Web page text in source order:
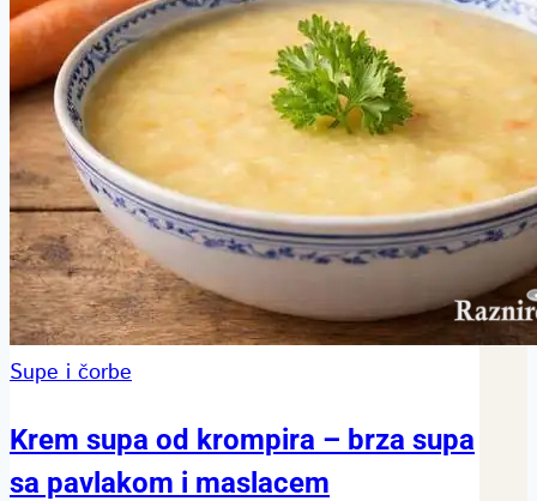
Supe i čorbe
Krem supa od krompira – brza supa
sa pavlakom i maslacem